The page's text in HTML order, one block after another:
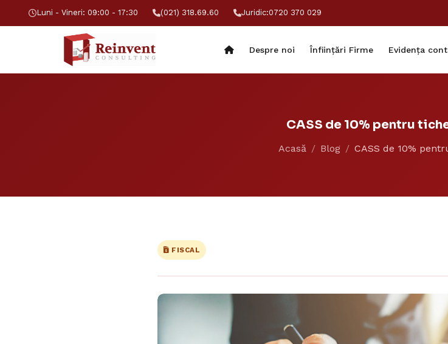
Luni - Vineri: 09:00 - 17:30 (021) 318.69.60 Juridic:0720 370 029
Despre noi Înființări Firme Evidența
CASS de 10% pentru
Acasă Blog CASS de 10%
FISCAL